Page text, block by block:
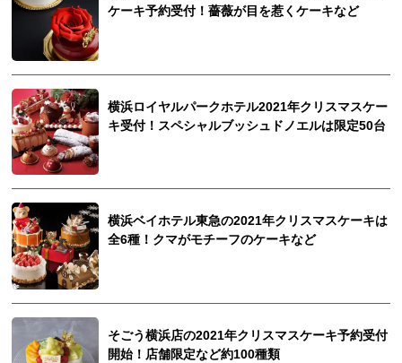
ケーキ予約受付！薔薇が目を惹くケーキなど
横浜ロイヤルパークホテル2021年クリスマスケー
キ受付！スペシャルブッシュドノエルは限定50台
横浜ベイホテル東急の2021年クリスマスケーキは
全6種！クマがモチーフのケーキなど
そごう横浜店の2021年クリスマスケーキ予約受付
開始！店舗限定など約100種類